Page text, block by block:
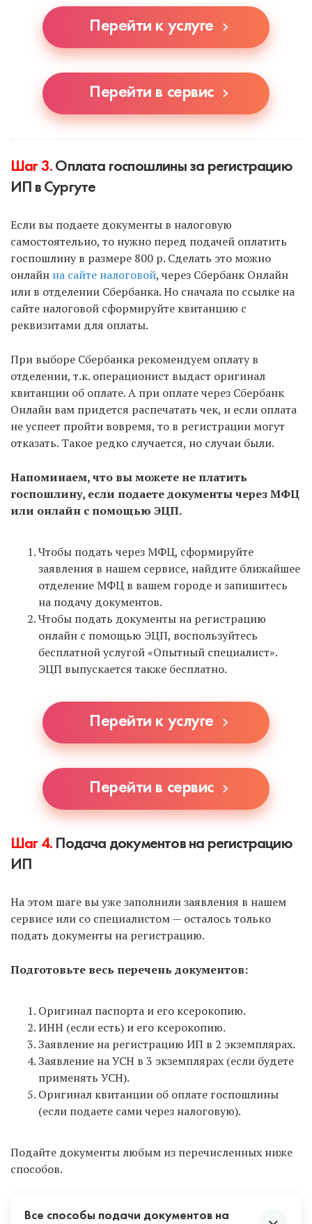
специалист, если вы выберете УСН.
Перейти к услуге
Перейти в сервис
Шаг 3. Оплата госпошлины за регистрацию
ИП в Сургуте
Если вы подаете документы в налоговую
самостоятельно, то нужно перед подачей оплатить
госпошлину в размере 800 р. Сделать это можно
онлайн на сайте налоговой, через Сбербанк Онлайн
или в отделении Сбербанка. Но сначала по ссылке на
сайте налоговой сформируйте квитанцию с
реквизитами для оплаты.
При выборе Сбербанка рекомендуем оплату в
отделении, т.к. операционист выдаст оригинал
квитанции об оплате. А при оплате через Сбербанк
Онлайн вам придется распечатать чек, и если оплата
не успеет пройти вовремя, то в регистрации могут
отказать. Такое редко случается, но случаи были.
Напоминаем, что вы можете не платить
госпошлину, если подаете документы через МФЦ
или онлайн с помощью ЭЦП.
Чтобы подать через МФЦ, сформируйте
заявления в нашем сервисе, найдите ближайшее
отделение МФЦ в вашем городе и запишитесь
на подачу документов.
Чтобы подать документы на регистрацию
онлайн с помощью ЭЦП, воспользуйтесь
бесплатной услугой «Опытный специалист».
ЭЦП выпускается также бесплатно.
Перейти к услуге
Перейти в сервис
Шаг 4. Подача документов на регистрацию
ИП
На этом шаге вы уже заполнили заявления в нашем
сервисе или со специалистом — осталось только
подать документы на регистрацию.
Подготовьте весь перечень документов:
Оригинал паспорта и его ксерокопию.
ИНН (если есть) и его ксерокопию.
Заявление на регистрацию ИП в 2 экземплярах.
Заявление на УСН в 3 экземплярах (если будете
применять УСН).
Оригинал квитанции об оплате госпошлины
(если подаете сами через налоговую).
Подайте документы любым из перечисленных ниже
способов.
Все способы подачи документов на